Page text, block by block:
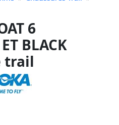
6
BLACK
trail